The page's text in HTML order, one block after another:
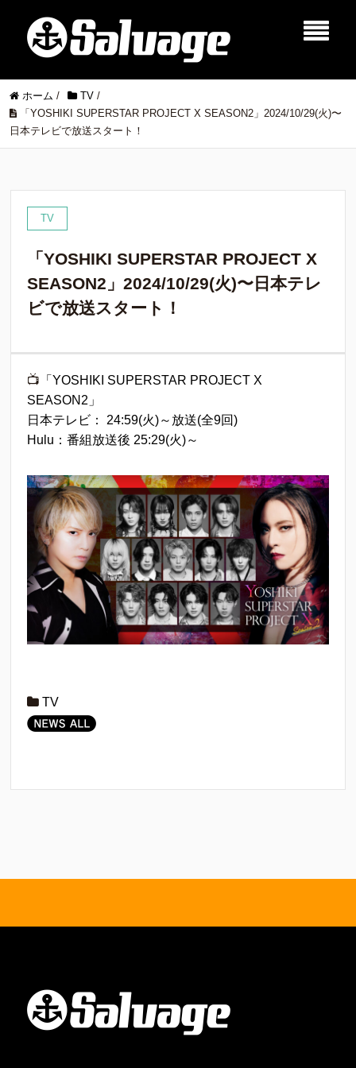
ホーム / TV /
「YOSHIKI SUPERSTAR PROJECT X SEASON2」2024/10/29(火)〜
日本テレビで放送スタート！
TV
「YOSHIKI SUPERSTAR PROJECT X
SEASON2」2024/10/29(火)〜日本テレ
ビで放送スタート！
📺 「YOSHIKI SUPERSTAR PROJECT X
SEASON2」
日本テレビ： 24:59(火)～放送(全9回)
Hulu：番組放送後 25:29(火)～
TV